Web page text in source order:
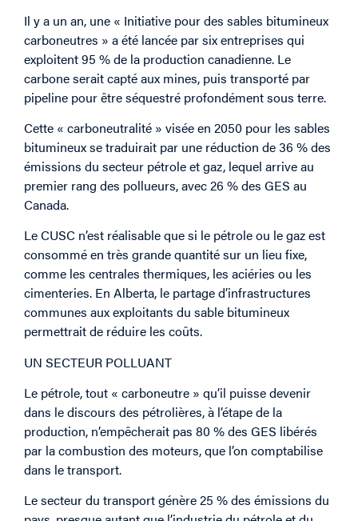
Il y a un an, une « Initiative pour des sables bitumineux
carboneutres » a été lancée par six entreprises qui
exploitent 95 % de la production canadienne. Le
carbone serait capté aux mines, puis transporté par
pipeline pour être séquestré profondément sous terre.
Cette « carboneutralité » visée en 2050 pour les sables
bitumineux se traduirait par une réduction de 36 % des
émissions du secteur pétrole et gaz, lequel arrive au
premier rang des pollueurs, avec 26 % des GES au
Canada.
Le CUSC n’est réalisable que si le pétrole ou le gaz est
consommé en très grande quantité sur un lieu fixe,
comme les centrales thermiques, les aciéries ou les
cimenteries. En Alberta, le partage d’infrastructures
communes aux exploitants du sable bitumineux
permettrait de réduire les coûts.
UN SECTEUR POLLUANT
Le pétrole, tout « carboneutre » qu’il puisse devenir
dans le discours des pétrolières, à l’étape de la
production, n’empêcherait pas 80 % des GES libérés
par la combustion des moteurs, que l’on comptabilise
dans le transport.
Le secteur du transport génère 25 % des émissions du